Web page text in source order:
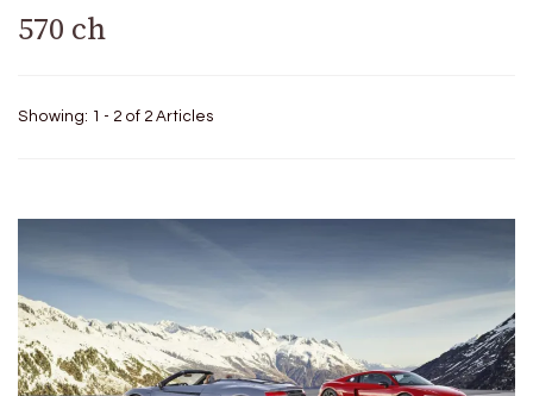
570 ch
Showing: 1 - 2 of 2 Articles